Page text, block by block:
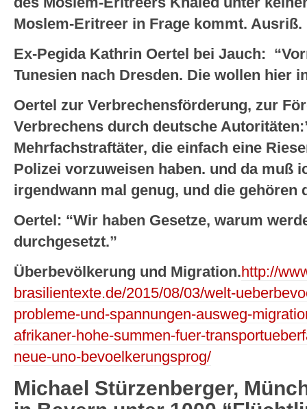
Moslem-Eritreer in Frage kommt. Ausriß.
Ex-Pegida Kathrin Oertel bei Jauch:
Tunesien nach Dresden. Die wollen hier
Oertel zur Verbrechensförderung, zur
Verbrechens durch deutsche
Mehrfachstraftäter, die einfach eine
Polizei vorzuweisen haben. und da muß
irgendwann mal genug, und die gehören
Oertel: “Wir haben Gesetze, warum
durchgesetzt.”
Überbevölkerung und Migration.http://
brasilientexte.de/2015/08/03/welt-
probleme-und-spannungen-ausweg-
afrikaner-hohe-summen-fuer-
neue-uno-bevoelkerungsprog/
Michael Stürzenberger,